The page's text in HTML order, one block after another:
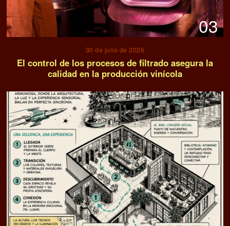
03
30 de julio de 2026
El control de los procesos de filtrado asegura la
calidad en la producción vinícola